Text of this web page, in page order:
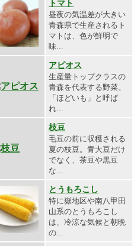
トマト
昼夜の気温差が大きい
青森県で生産されるト
マトは、色が鮮明で
味...
アピオス
生産量トップクラスの
青森を代表する野菜。
「ほどいも」と呼ば
れ...
枝豆
毛豆の前に収穫される
夏の枝豆。青大豆だけ
でなく、茶豆や黒豆
な...
とうもろこし
特に嶽地区や南八甲田
山系のとうもろこし
は、冷涼な気候と朝晩
の...